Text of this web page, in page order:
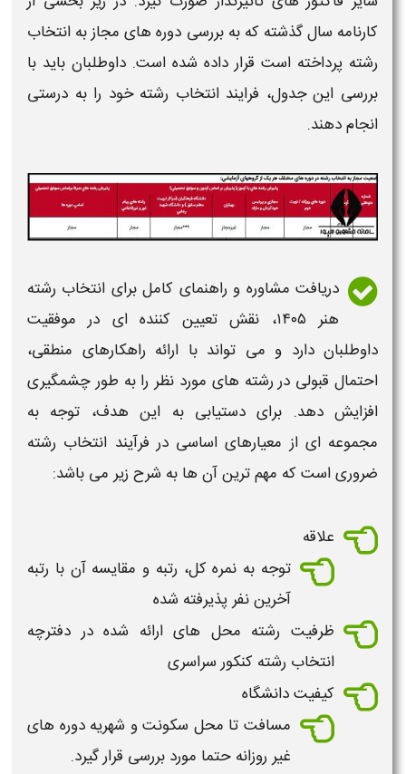
کارنامه سال گذشته که به بررسی دوره های مجاز به انتخاب
رشته پرداخته است قرار داده شده است. داوطلبان باید با
بررسی این جدول، فرایندانتخاب رشته خود را به درستی
انجام دهند.
دریافت مشاوره و راهنمای کاملبرای انتخاب رشته
هنر ۱۴۰۵
، نقش تعیین کننده ای در موفقیت
داوطلبان دارد و می تواند با ارائه راهکارهای منطقی،
احتمال قبولی دررشته های مورد نظر را به طور چشمگیری
افزایش دهد. برای دستیابی به این هدف، توجه به
مجموعه ای از معیارهای اساسی در فرآیند انتخاب رشته
ضروری است که مهم ترین آن ها به شرح زیر می باشد:
علاقه
توجه به نمره کل، رتبه و مقایسه آن با رتبه
آخرین نفر پذیرفته شده
ظرفیت رشته محل های ارائه شده در دفترچه
انتخاب رشته کنکورسراسری
کیفیت دانشگاه
مسافت تا محل سکونت و شهریه دوره های
غیر روزانه حتما مورد بررسی قرار گیرد.